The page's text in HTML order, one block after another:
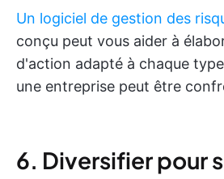
Un logiciel de gestion des
conçu peut vous aider à
d'action adapté à chaque
une entreprise peut être
6. Diversifier pour